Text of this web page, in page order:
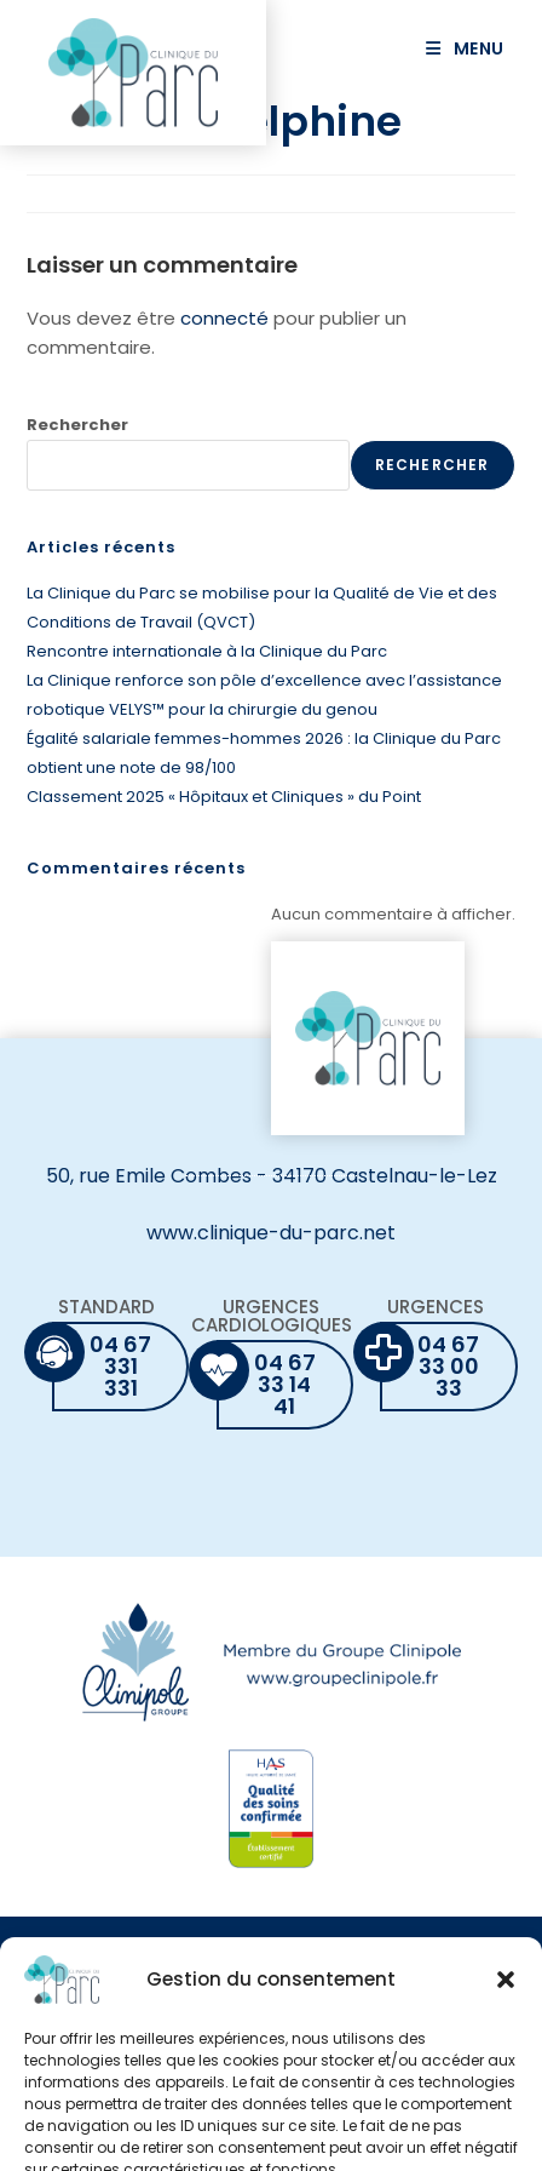
Gestion du consentement
Pour offrir les meilleures expériences, nous utilisons des
technologies telles que les cookies pour stocker et/ou accéder aux
informations des appareils. Le fait de consentir à ces technologies
nous permettra de traiter des données telles que le comportement
de navigation ou les ID uniques sur ce site. Le fait de ne pas
consentir ou de retirer son consentement peut avoir un effet négatif
principal
MENU
DELSENY Delphine
Laisser un commentaire
Vous devez êtreconnecté pour publier un
commentaire.
Rechercher
RECHERCHER
Articles récents
La Clinique du Parc se mobilise pour la Qualité de Vie et des
Conditions de Travail (QVCT)
Rencontre internationale à la Clinique du Parc
La Clinique renforce son pôle d’excellence avec l’assistance
robotique VELYS™ pour la chirurgie du genou
Égalité salariale femmes-hommes 2026 : la Clinique du Parc
obtient une note de 98/100
Classement 2025 « Hôpitaux et Cliniques » du Point
Commentaires récents
Aucun commentaire à afficher.
50, rue Emile Combes - 34170 Castelnau-le-Lez
www.clinique-du-parc.net
STANDARD
04 67
331
331
URGENCES
CARDIOLOGIQUES
04 67
33 14
41
URGENCES
04 67
33 00
33
© Clinipole
Annuaire praticiens
Plan du site